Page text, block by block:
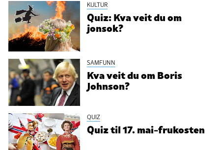
KULTUR
Quiz: Kva veit du om
jonsok?
SAMFUNN
Kva veit du om Boris
Johnson?
QUIZ
Quiz til 17. mai-frukosten